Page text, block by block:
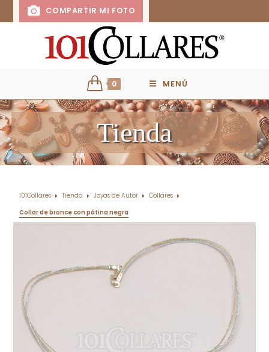
COMPARTIR MI FOTO
0 MENÚ
Tienda
101Collares Tienda Joyas de Autor
Collares
Collar de bronce con pátina negra